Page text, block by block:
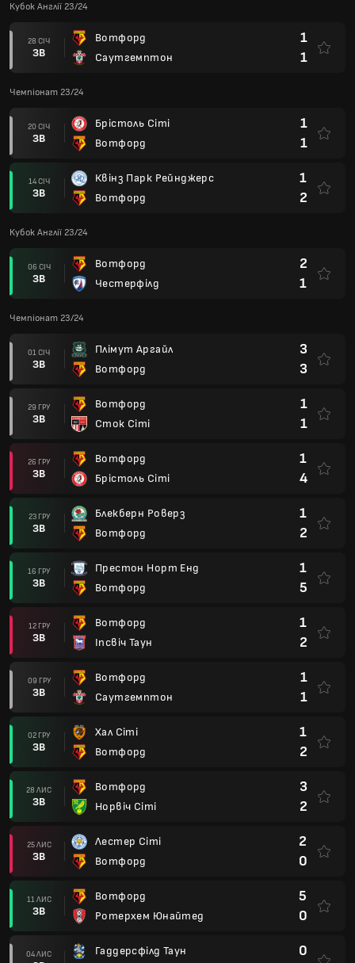
Кубок Англії 23/24
28 СІЧ
ЗВ
Вотфорд
Саутгемптон
1
1
Чемпіонат 23/24
20 СІЧ
ЗВ
Брістоль Сіті
Вотфорд
1
1
14 СІЧ
ЗВ
Квінз Парк Рейнджерс
Вотфорд
1
2
Кубок Англії 23/24
06 СІЧ
ЗВ
Вотфорд
Честерфілд
2
1
Чемпіонат 23/24
01 СІЧ
ЗВ
Плімут Аргайл
Вотфорд
3
3
29 ГРУ
ЗВ
Вотфорд
Сток Сіті
1
1
26 ГРУ
ЗВ
Вотфорд
Брістоль Сіті
1
4
23 ГРУ
ЗВ
Блекберн Роверз
Вотфорд
1
2
16 ГРУ
ЗВ
Престон Норт Енд
Вотфорд
1
5
12 ГРУ
ЗВ
Вотфорд
Іпсвіч Таун
1
2
09 ГРУ
ЗВ
Вотфорд
Саутгемптон
1
1
02 ГРУ
ЗВ
Хал Сіті
Вотфорд
1
2
28 ЛИС
ЗВ
Вотфорд
Норвіч Сіті
3
2
25 ЛИС
ЗВ
Лестер Сіті
Вотфорд
2
0
11 ЛИС
ЗВ
Вотфорд
Ротерхем Юнайтед
5
0
04 ЛИС Гаддерсфілд Таун
0